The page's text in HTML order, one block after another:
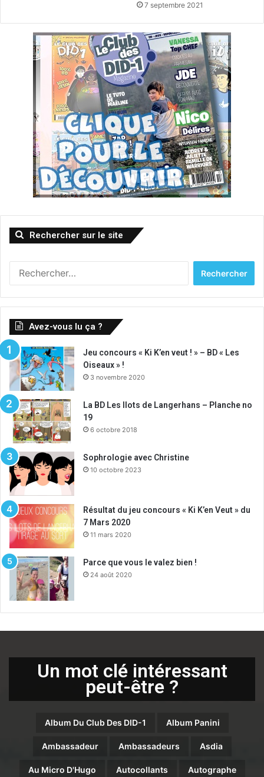
7 septembre 2021
Rechercher sur le site
Avez-vous lu ça ?
Jeu concours « Ki K’en veut ! » – BD « Les
Oiseaux » !
3 novembre 2020
La BD Les Ilots de Langerhans – Planche no
19
6 octobre 2018
Sophrologie avec Christine
10 octobre 2023
Résultat du jeu concours « Ki K’en Veut » du
7 Mars 2020
11 mars 2020
Parce que vous le valez bien !
24 août 2020
Un mot clé intéressant
peut-être ?
Album Du Club Des DID-1 Album Panini
Ambassadeur Ambassadeurs Asdia
Au Micro D'Hugo Autocollants Autographe